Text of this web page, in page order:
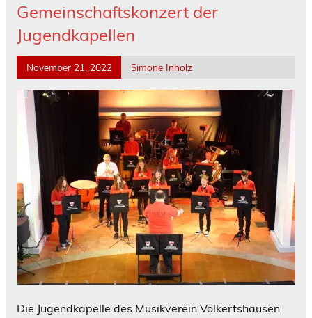
Gemeinschaftskonzert der
Jugendkapellen
November 21, 2022 Simone Inholz
Die Jugendkapelle des Musikverein Volkertshausen